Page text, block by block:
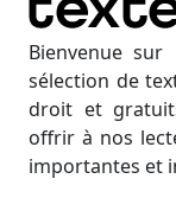
Bienvenue
sélection de
droit et
offrir à nos
importantes et